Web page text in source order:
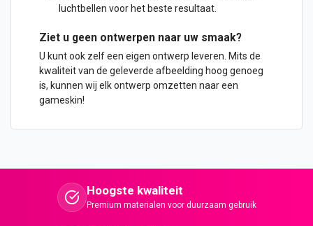
luchtbellen voor het beste resultaat.
Ziet u geen ontwerpen naar uw smaak?
U kunt ook zelf een eigen ontwerp leveren. Mits de
kwaliteit van de geleverde afbeelding hoog genoeg
is, kunnen wij elk ontwerp omzetten naar een
gameskin!
Hoogste kwaliteit
Premium materialen voor duurzaam gebruik